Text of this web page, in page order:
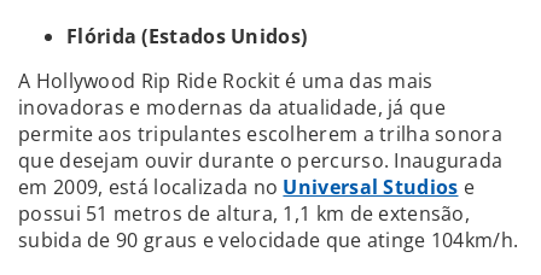
Flórida (Estados Unidos)
A Hollywood Rip Ride Rockit é uma das mais
inovadoras e modernas da atualidade, já que
permite aos tripulantes escolherem a trilha sonora
que desejam ouvir durante o percurso. Inaugurada
em 2009, está localizada no Universal Studios e
possui 51 metros de altura, 1,1 km de extensão,
subida de 90 graus e velocidade que atinge 104km/h.